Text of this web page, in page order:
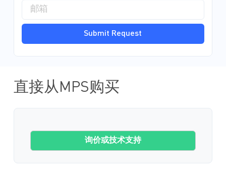
Submit Request
直接从MPS购买
询价或技术支持